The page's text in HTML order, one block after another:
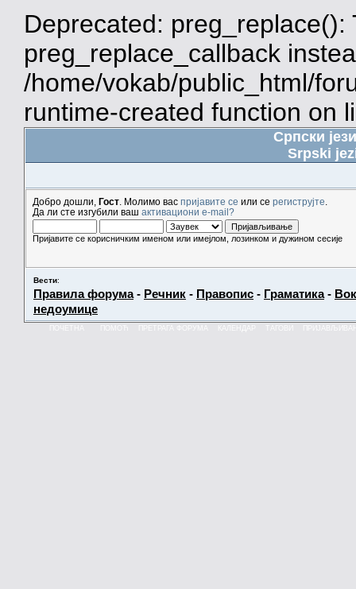
Deprecated:
preg_replace_callback
/home/vokab/public_html/
runtime-created function on
Српски
Srpski
Добро дошли, Гост . Молимо вас пријавите се или се региструјте
Да ли сте изгубили ваш активациони e-mail?
Пријавите се корисничким именом или имејлом, лозинком и дужином сесије
Вести:
Правила форума- Речник - Правопис - Граматика-
недоумице
КАЛЕНДАР